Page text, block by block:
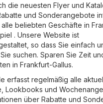
die neuesten Flyer und
und Sonderangebote
beliebten Geschäfte in
. Unsere Website ist
so dass Sie einfach
suchen. Sparen Sie Zeit
in Frankfurt-Gallus.
erfasst regelmäßig alle
Lookbooks und
über Rabatte und